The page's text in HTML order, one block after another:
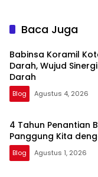
Baca Juga
Babinsa Koramil
Darah, Wujud
Darah
Blog Agustus 4, 2026
4 Tahun Penantian
Panggung Kita
Blog Agustus 1, 2026